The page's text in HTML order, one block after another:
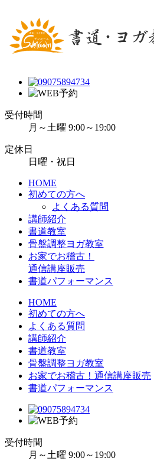
受付時間
月～土曜 9:00～19:00
定休日
日曜・祝日
HOME
初めての方へ
よくある質問
講師紹介
書道教室
骨盤調整ヨガ教室
お家でお稽古！
通信講座販売
書道パフォーマンス
HOME
初めての方へ
よくある質問
講師紹介
書道教室
骨盤調整ヨガ教室
お家でお稽古！通信講座販売
書道パフォーマンス
受付時間
月～土曜 9:00～19:00